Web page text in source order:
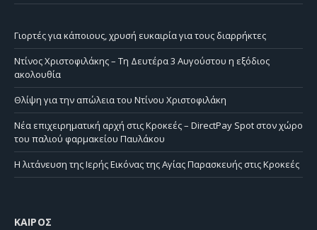
Γιορτές για κάποιους, χρυσή ευκαιρία για τους διαρρήκτες
Ντίνος Χριστοφιλάκης – Τη Δευτέρα 3 Αυγούστου η εξόδιος
ακολουθία
Θλίψη για την απώλεια του Ντίνου Χριστοφιλάκη
Νέα επιχειρηματική αρχή στις Κροκεές – DirectPay Spot στον χώρο
του παλιού φαρμακείου Παυλάκου
Η λιτάνευση της Ιερής Εικόνας της Αγίας Παρασκευής στις Κροκεές
ΚΑΙΡΌΣ